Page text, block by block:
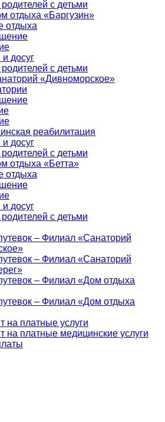
с детьми
отдыха «Баргузин»
отдыха
и досуг
с детьми
«Дивноморское»
реабилитация
и досуг
с детьми
отдыха «Бетта»
отдыха
и досуг
с детьми
– Филиал «Санаторий
– Филиал «Санаторий
– Филиал «Дом отдыха
– Филиал «Дом отдыха
на платные услуги
на платные медицинские услуги